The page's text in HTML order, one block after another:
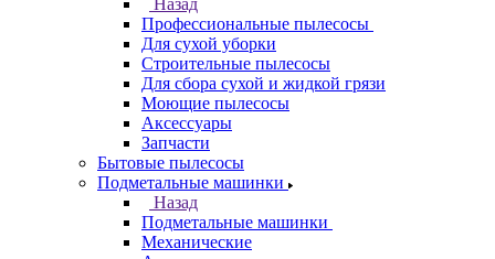
Назад
Профессиональные пылесосы
Для сухой уборки
Строительные пылесосы
Для сбора сухой и жидкой грязи
Моющие пылесосы
Аксессуары
Запчасти
Бытовые пылесосы
Подметальные машинки
Назад
Подметальные машинки
Механические